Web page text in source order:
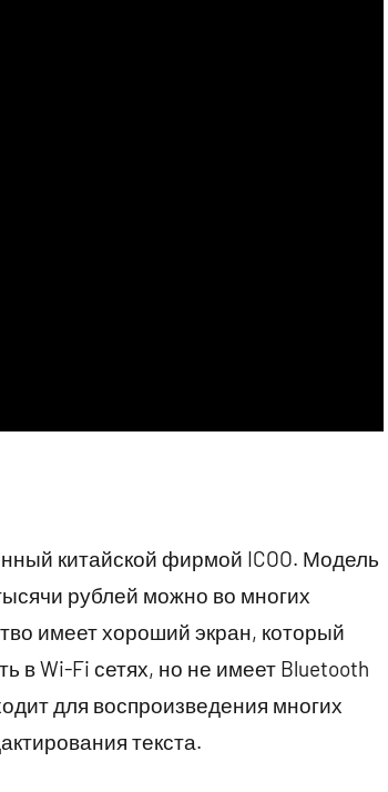
китайской фирмой ICOO. Модель
рублей можно во многих
имеет хороший экран, который
в Wi-Fi сетях, но не имеет Bluetooth
для воспроизведения многих
текста.